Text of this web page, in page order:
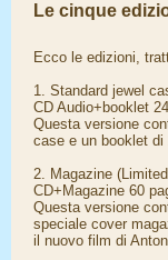
Le cinque
Ecco le edizioni,
1. Standard jewel
CD Audio+booklet
Questa versione
case e un booklet di
2. Magazine
CD+Magazine 60
Questa versione
speciale cover
il nuovo film di